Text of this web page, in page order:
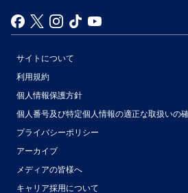
サイトについて
利用規約
個人情報保護方針
個人番号及び特定個人情報の適正な取扱いの
プライバシーポリシー
アーカイブ
メディアの皆様へ
キャリア採用について